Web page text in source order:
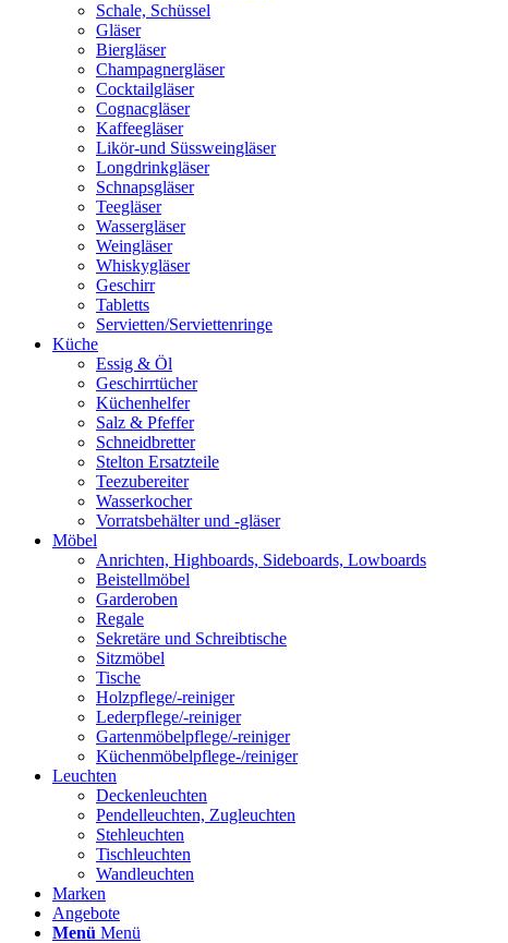
Schale, Schüssel
Gläser
Biergläser
Champagnergläser
Cocktailgläser
Cognacgläser
Kaffeegläser
Likör-und Süssweingläser
Longdrinkgläser
Schnapsgläser
Teegläser
Wassergläser
Weingläser
Whiskygläser
Geschirr
Tabletts
Servietten/Serviettenringe
Küche
Essig & Öl
Geschirrtücher
Küchenhelfer
Salz & Pfeffer
Schneidbretter
Stelton Ersatzteile
Teezubereiter
Wasserkocher
Vorratsbehälter und -gläser
Möbel
Anrichten, Highboards, Sideboards, Lowboards
Beistellmöbel
Garderoben
Regale
Sekretäre und Schreibtische
Sitzmöbel
Tische
Holzpflege/-reiniger
Lederpflege/-reiniger
Gartenmöbelpflege/-reiniger
Küchenmöbelpflege-/reiniger
Leuchten
Deckenleuchten
Pendelleuchten, Zugleuchten
Stehleuchten
Tischleuchten
Wandleuchten
Marken
Angebote
Menü Menü